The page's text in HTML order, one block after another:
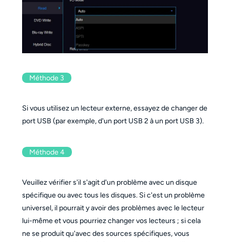
Méthode 3
Si vous utilisez un lecteur externe, essayez de changer de
port USB (par exemple, d'un port USB 2 à un port USB 3).
Méthode 4
Veuillez vérifier s'il s'agit d'un problème avec un disque
spécifique ou avec tous les disques. Si c'est un problème
universel, il pourrait y avoir des problèmes avec le lecteur
lui-même et vous pourriez changer vos lecteurs ; si cela
ne se produit qu'avec des sources spécifiques, vous